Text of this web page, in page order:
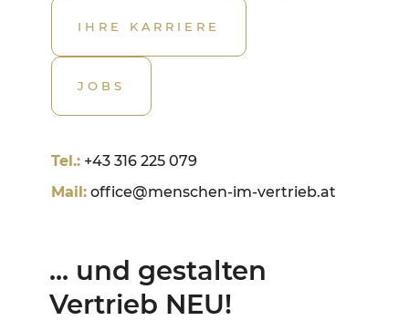
IHRE KARRIERE
JOBS
Tel.: +43 316 225 079
Mail: office@menschen-im-vertrieb.at
... und gestalten
Vertrieb NEU!